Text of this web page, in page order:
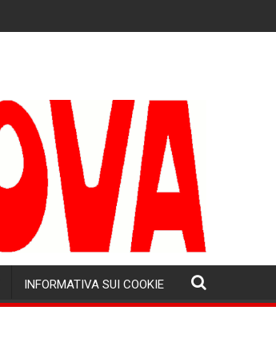
INFORMATIVA SUI COOKIE